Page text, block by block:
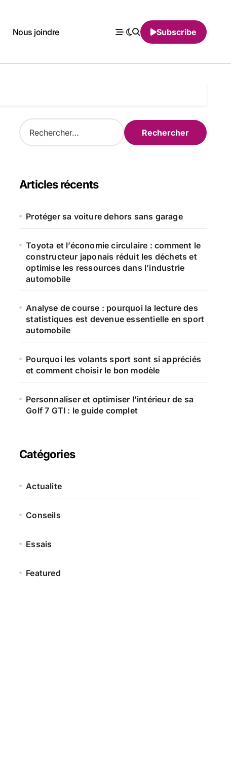
Nous joindre Subscribe
R
e
r
c
e
:
Articles récents
Protéger sa voiture dehors sans garage
Toyota et l’économie circulaire : comment le
constructeur japonais réduit les déchets et
optimise les ressources dans l’industrie
automobile
Analyse de course : pourquoi la lecture des
statistiques est devenue essentielle en sport
automobile
Pourquoi les volants sport sont si appréciés
et comment choisir le bon modèle
Personnaliser et optimiser l’intérieur de sa
Golf 7 GTI : le guide complet
Catégories
Actualite
Conseils
Essais
Featured